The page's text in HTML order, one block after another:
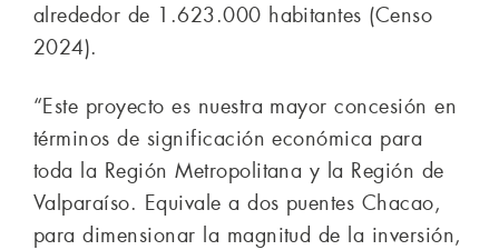
alrededor de 1.623.000 habitantes (Censo
2024).
“Este proyecto es nuestra mayor concesión en
términos de significación económica para
toda la Región Metropolitana y la Región de
Valparaíso. Equivale a dos puentes Chacao,
para dimensionar la magnitud de la inversión,